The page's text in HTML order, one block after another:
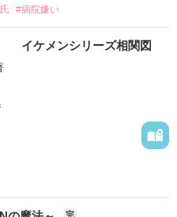
#病院嫌い
イケメンシリーズ相関図
完